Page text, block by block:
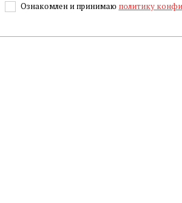
Ознакомлен и принимаю политику